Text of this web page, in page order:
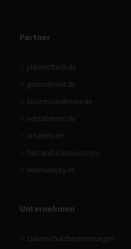
Partner
planetoftech.de
gesündernet.de
businessandmore.de
netzathleten.de
urbanlife.de
fast-and-luxurious.com
newfoodcity.de
Unternehmen
Datenschutzbestimmungen